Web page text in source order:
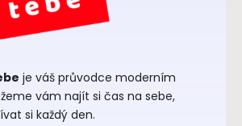
je váš průvodce moderním
vám najít si čas na sebe,
si každý den.